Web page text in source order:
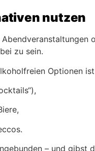
nutzen
zu sein.
Optionen
– und gibst